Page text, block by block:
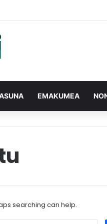
EMAKUMEA
searching can help.